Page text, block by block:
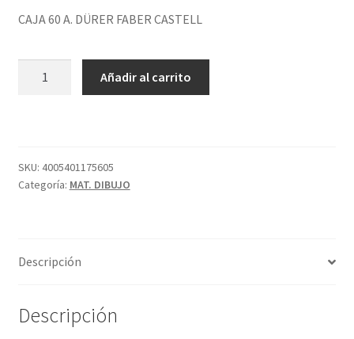
CAJA 60 A. DÜRER FABER CASTELL
CASTELL
cantidad
Añadir al carrito
SKU: 4005401175605
Categoría: MAT. DIBUJO
Descripción
Descripción